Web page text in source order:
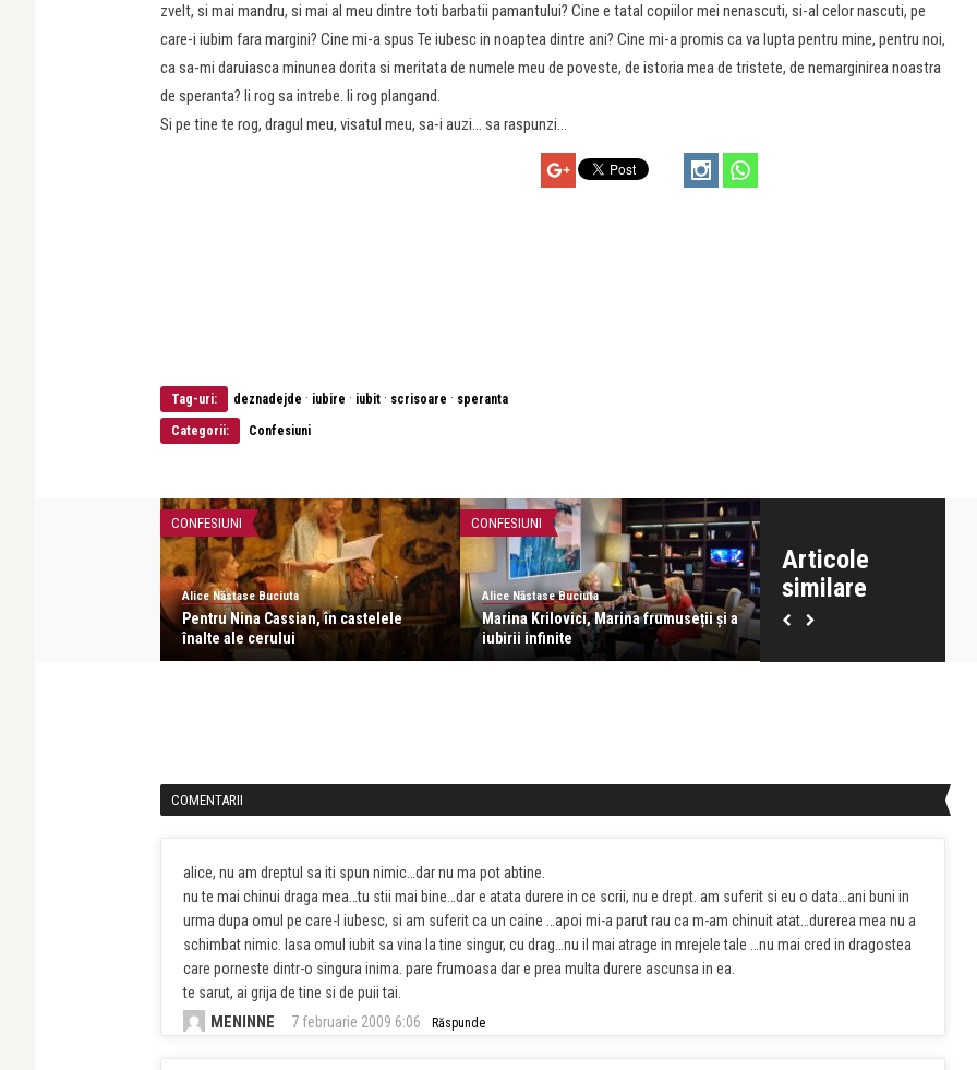
zvelt, si mai mandru, si mai al meu dintre toti barbatii pamantului? Cine e tatal copiilor mei nenascuti, si-al celor nascuti, pe
care-i iubim fara margini? Cine mi-a spus Te iubesc in noaptea dintre ani? Cine mi-a promis ca va lupta pentru mine, pentru noi,
ca sa-mi daruiasca minunea dorita si meritata de numele meu de poveste, de istoria mea de tristete, de nemarginirea noastra
de speranta? Ii rog sa intrebe. Ii rog plangand.
Si pe tine te rog, dragul meu, visatul meu, sa-i auzi… sa raspunzi…
Tag-uri: deznadejde · iubire · iubit · scrisoare · speranta
Categorii: Confesiuni
Articole
similare
CONFESIUNI
Alice Năstase Buciuta
Pentru Nina Cassian, în castelele
înalte ale cerului
CONFESIUNI
Alice Năstase Buciuta
Marina Krilovici, Marina frumuseții și a
iubirii infinite
Alice Năstase Buciuta
Cum ții în viață o iubire?
COMENTARII
alice, nu am dreptul sa iti spun nimic…dar nu ma pot abtine.
nu te mai chinui draga mea…tu stii mai bine…dar e atata durere in ce scrii, nu e drept. am suferit si eu o data…ani buni in
urma dupa omul pe care-l iubesc, si am suferit ca un caine …apoi mi-a parut rau ca m-am chinuit atat…durerea mea nu a
schimbat nimic. lasa omul iubit sa vina la tine singur, cu drag…nu il mai atrage in mrejele tale …nu mai cred in dragostea
care porneste dintr-o singura inima. pare frumoasa dar e prea multa durere ascunsa in ea.
te sarut, ai grija de tine si de puii tai.
MENINNE 7 februarie 2009 6:06 Răspunde